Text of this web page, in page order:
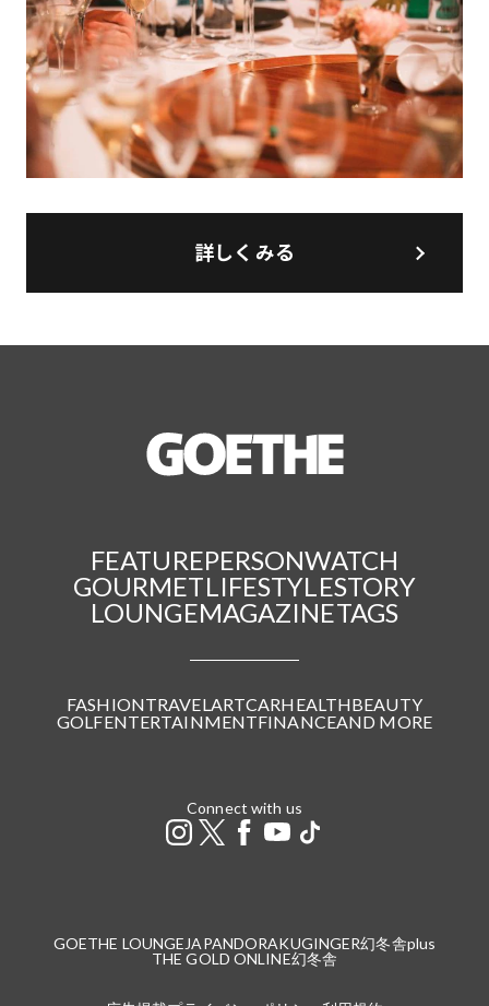
詳しくみる
FEATUREPERSONWATCH
GOURMETLIFESTYLESTORY
LOUNGEMAGAZINETAGS
FASHIONTRAVELARTCARHEALTHBEAUTY
GOLFENTERTAINMENTFINANCEAND MORE
Connect with us
GOETHE LOUNGE JAPANDORAKUGINGER幻冬舎plus
THE GOLD ONLINE幻冬舎